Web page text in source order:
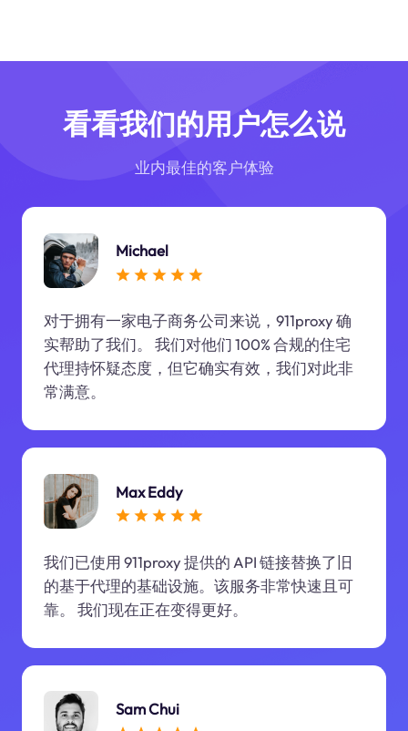
看看我们的用户怎么说
业内最佳的客户体验
Michael
对于拥有一家电子商务公司来说，911proxy 确
实帮助了我们。 我们对他们 100% 合规的住宅
代理持怀疑态度，但它确实有效，我们对此非
常满意。
Max Eddy
我们已使用 911proxy 提供的 API 链接替换了旧
的基于代理的基础设施。该服务非常快速且可
靠。 我们现在正在变得更好。
Sam Chui